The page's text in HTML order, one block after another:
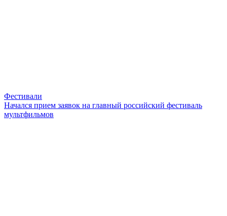
Фестивали
Начался прием заявок на главный российский фестиваль
мультфильмов